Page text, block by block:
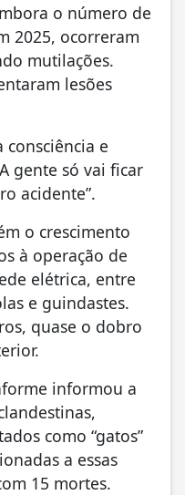
o número de
2025, ocorreram
mutilações.
lesões
consciência e
gente só vai ficar
acidente”.
o crescimento
à operação de
elétrica, entre
e guindastes.
quase o dobro
informou a
como “gatos”
a essas
15 mortes.